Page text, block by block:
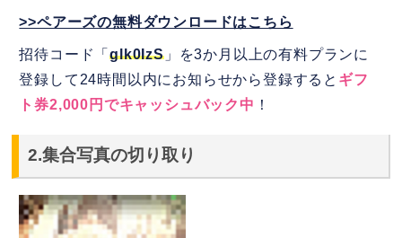
>>ペアーズの無料ダウンロードはこちら
招待コード「glk0IzS」を3か月以上の有料プランに
登録して24時間以内にお知らせから登録すると ギフ
ト券2,000円でキャッシュバック中 ！
2.集合写真の切り取り